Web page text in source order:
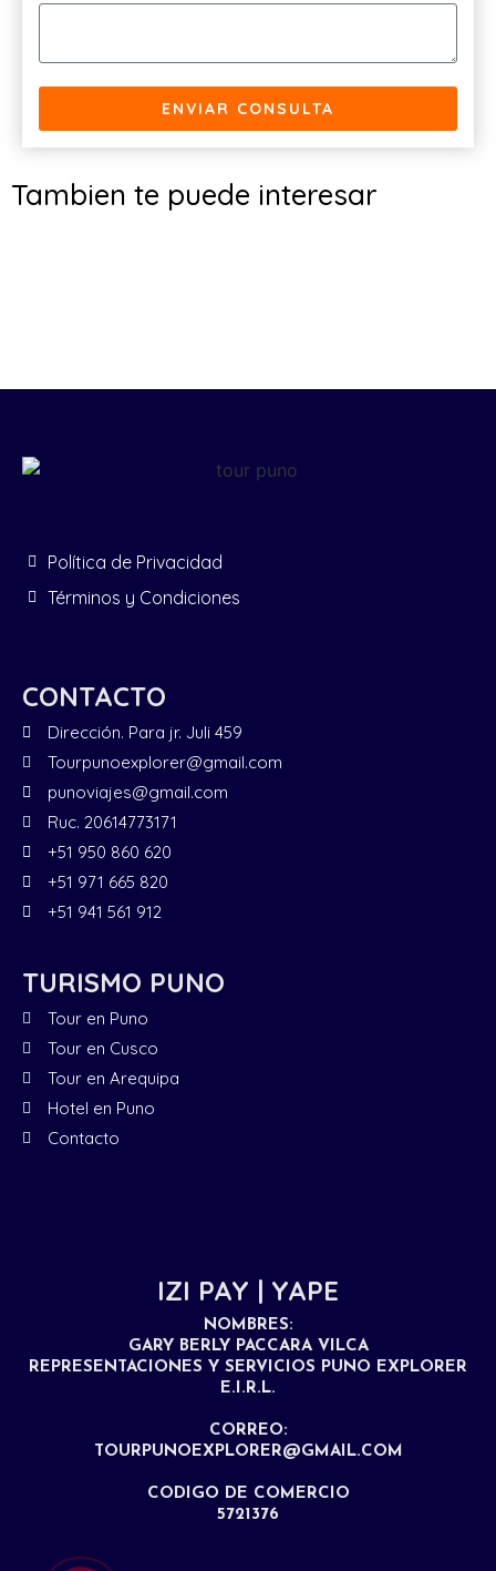
ENVIAR CONSULTA
Tambien te puede interesar
Política de Privacidad
Términos y Condiciones
CONTACTO
Dirección. Para jr. Juli 459
Tourpunoexplorer@gmail.com
punoviajes@gmail.com
Ruc. 20614773171
+51 950 860 620
+51 971 665 820
+51 941 561 912
TURISMO PUNO
Tour en Puno
Tour en Cusco
Tour en Arequipa
Hotel en Puno
Contacto
IZI PAY | YAPE
NOMBRES:
GARY BERLY PACCARA VILCA
REPRESENTACIONES Y SERVICIOS PUNO EXPLORER
E.I.R.L.
CORREO:
TOURPUNOEXPLORER@GMAIL.COM
CODIGO DE COMERCIO
5721376